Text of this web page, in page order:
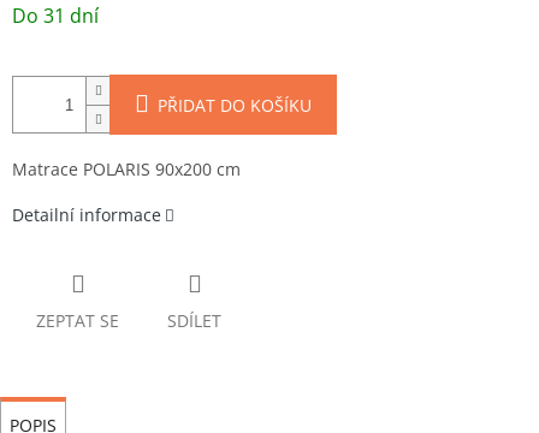
cena:
Do 31 dní
PŘIDAT DO KOŠÍKU
Matrace POLARIS 90x200 cm
Detailní informace
ZEPTAT SE SDÍLET
POPIS